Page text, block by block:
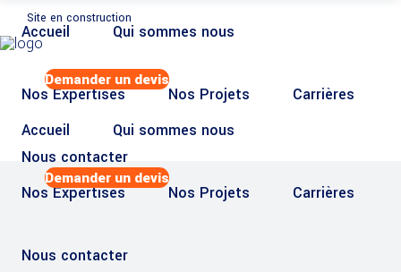
Site en construction
Accueil Qui sommes nous
Nos Expertises Nos Projets Carrières
Nous contacter
Demander un devis
Accueil Qui sommes nous
Nos Expertises Nos Projets Carrières
Nous contacter
Demander un devis